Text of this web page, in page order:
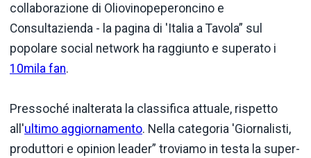
collaborazione di Oliovinopeperoncino e
Consultazienda - la pagina di 'Italia a Tavola” sul
popolare social network ha raggiunto e superato i
10mila fan.
Pressoché inalterata la classifica attuale, rispetto
all'ultimo aggiornamento. Nella categoria 'Giornalisti,
produttori e opinion leader” troviamo in testa la super-